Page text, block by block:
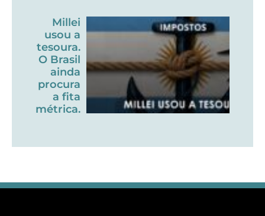
Millei
usou a
tesoura.
O Brasil
ainda
procura
a fita
métrica.